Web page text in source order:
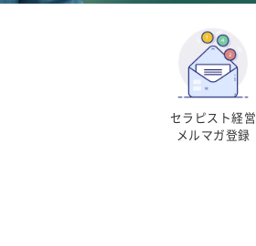
セラピスト経営
メルマガ登録